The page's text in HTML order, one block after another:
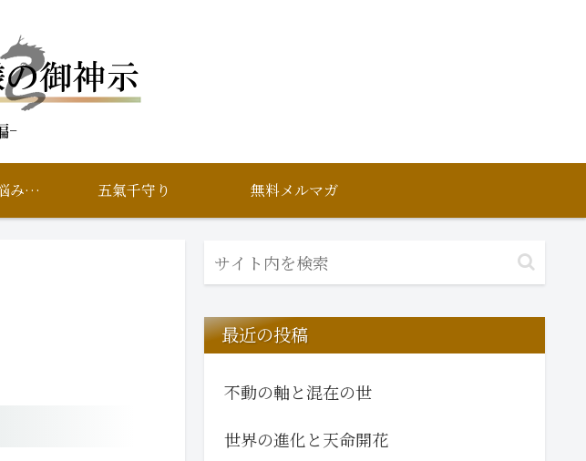
万乃式処方箋【悩み相談】 五氣千守り 無料メルマガ
最近の投稿
不動の軸と混在の世
世界の進化と天命開花